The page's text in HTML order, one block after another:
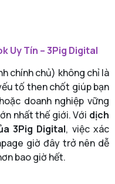
Uy Tín – 3Pig Digital
chính chủ) không chỉ là
tố then chốt giúp bạn
doanh nghiệp vững
nhất thế giới. Với dịch
3Pig Digital, việc xác
giờ đây trở nên dễ
bao giờ hết.